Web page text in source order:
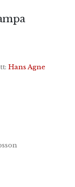
Hans Agne